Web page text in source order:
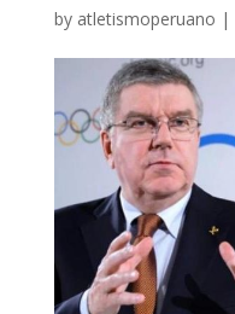
by atletismoperuano |